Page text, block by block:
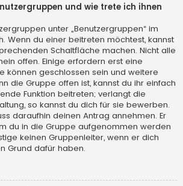
und wie trete ich ihnen
unter „Benutzergruppen“ im
Wenn du einer beitreten möchtest, kannst
Schaltfläche machen. Nicht alle
offen. Einige erfordern erst eine
können geschlossen sein und weitere
die Gruppe offen ist, kannst du ihr einfach
Funktion beitreten; verlangt die
so kannst du dich für sie bewerben.
daraufhin deinen Antrag annehmen. Er
du in die Gruppe aufgenommen werden
keinen Gruppenleiter, wenn er dich
Grund dafür haben.